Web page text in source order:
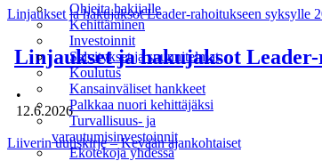
Ohjeita hakijalle
Kehittäminen
Investoinnit
Selvitykset ja suunnitelmat
Koulutus
Kansainväliset hankkeet
Palkkaa nuori kehittäjäksi
Turvallisuus- ja
varautumisinvestoinnit
Ekotekoja yhdessä
Linjaukset ja hakujaksot Leader-rahoitukseen syksylle
Linjaukset ja hakujaksot Leader-
•
12.6.2026
Liiverin uutiskirje – Kevään ajankohtaiset